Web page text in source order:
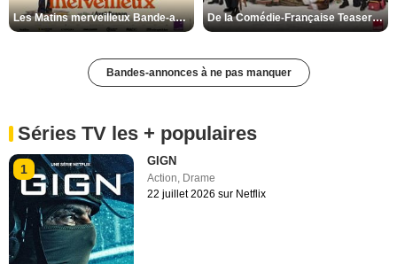
Les Matins merveilleux Bande-annonce VF De la Comédie-Française Teaser VF
Bandes-annonces à ne pas manquer
Séries TV les + populaires
1
GIGN
Action Drame
22 juillet 2026 sur Netflix